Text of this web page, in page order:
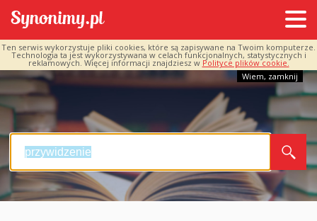
Ten serwis wykorzystuje pliki cookies, które są zapisywane na Twoim komputerze.
Technologia ta jest wykorzystywana w celach funkcjonalnych, statystycznych i
reklamowych. Więcej informacji znajdziesz w Polityce plików cookie.
Wiem, zamknij